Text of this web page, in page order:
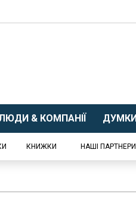
& КОМПАНІЇ ДУМКИ
КНИЖКИ НАШІ ПАРТНЕРИ